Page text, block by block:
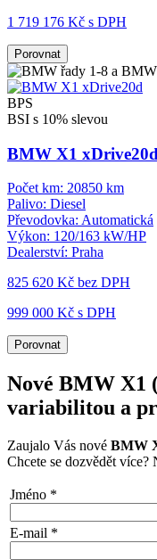
1 719 176 Kč s DPH
Porovnat
BPS
BSI s 10% slevou
BMW X1 xDrive20d
Počet km: 20850 km
Palivo: Diesel
Převodovka: Automatická
Výkon: 120/163 kW/HP
Dealerství: Praha
825 620 Kč bez DPH
999 000 Kč s DPH
Porovnat
Nové BMW X1
variabilitou a
Zaujalo Vás nové BMW
Chcete se dozvědět více?
Jméno *
E-mail *